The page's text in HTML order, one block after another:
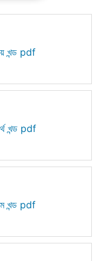
খন্ড pdf
খন্ড pdf
খন্ড pdf